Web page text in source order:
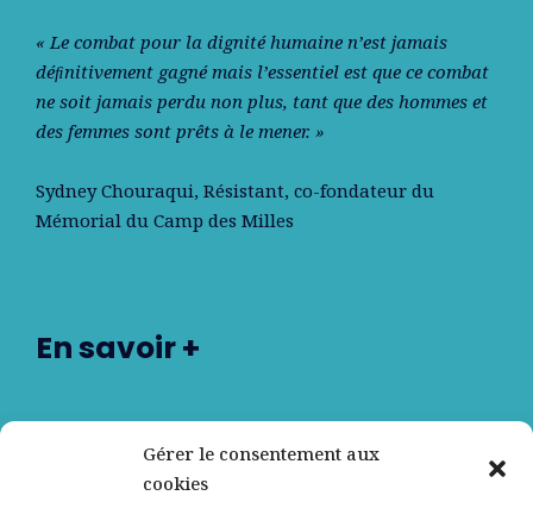
Gérer le consentement aux
cookies
« Le combat pour la dignité humaine n’est jamais
déﬁnitivement gagné mais l’essentiel est que ce combat
ne soit jamais perdu non plus, tant que des hommes et
des femmes sont prêts à le mener. »
Sydney Chouraqui, Résistant, co-fondateur du
Mémorial du Camp des Milles
En savoir +
Nos partenaires